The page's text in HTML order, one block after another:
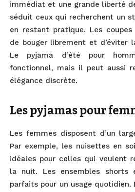
immédiat et une grande liberté
séduit ceux qui recherchent un
en restant pratique. Les
de bouger librement et d’éviter
Le pyjama d’été pour
fonctionnel, mais il peut aussi
élégance discrète.
Les pyjamas pour
Les femmes disposent d’un
Par exemple, les nuisettes en
idéales pour celles qui veulent
la nuit. Les ensembles shorts
parfaits pour un usage quotidien.